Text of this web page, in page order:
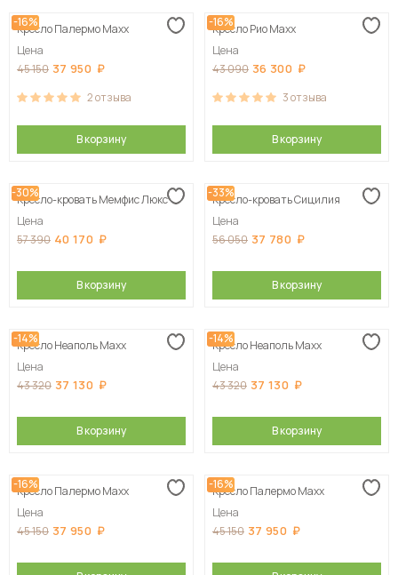
-16%
Кресло Палермо Maxx
Цена
45 150 37 950
2отзыва
В корзину
-16%
Кресло Рио Maxx
Цена
43 090 36 300
3отзыва
В корзину
-30%
Кресло-кровать Мемфис Люкс
Цена
57 390 40 170
В корзину
-33%
Кресло-кровать Сицилия
Цена
56 050 37 780
В корзину
-14%
Кресло Неаполь Maxx
Цена
43 320 37 130
В корзину
-14%
Кресло Неаполь Maxx
Цена
43 320 37 130
В корзину
-16%
Кресло Палермо Maxx
Цена
45 150 37 950
-16%
Кресло Палермо Maxx
Цена
45 150 37 950